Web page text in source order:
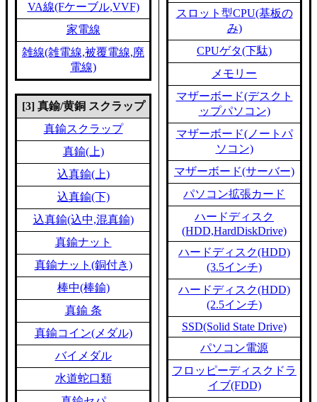
VA線(Fケーブル,VVF)
家電線
雑線(雑電線,被覆電線,廃
電線)
[3] 真鍮/黄銅 スクラップ
真鍮スクラップ
真鍮(上)
込真鍮(上)
込真鍮(下)
込真鍮(込中,混真鍮)
真鍮ナット
真鍮ナット(銅付き)
棒中(棒鍮)
真鍮 条
真鍮コイン(メダル)
バイメダル
水道蛇口類
スロット型CPU(基板の
み)
CPUゲタ(下駄)
メモリー
マザーボード(デスクト
ップパソコン)
マザーボード(ノートパ
ソコン)
マザーボード(サーバー)
パソコン拡張カード
ハードディスク
(HDD,HardDiskDrive)
ハードディスク(HDD)
(3.5インチ)
ハードディスク(HDD)
(2.5インチ)
SSD(Solid State Drive)
パソコン電源
フロッピーディスクドラ
イブ(FDD)